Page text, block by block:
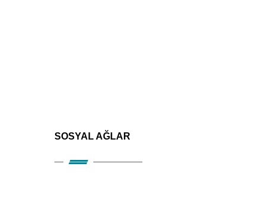
SOSYAL AĞLAR